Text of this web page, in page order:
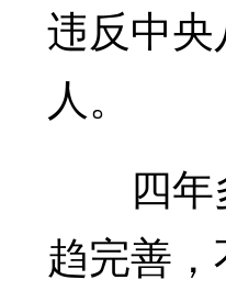
违反中
人。
四年多
趋完善